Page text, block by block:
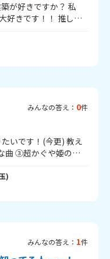
が好きですか？ 私
好きです！！ 推しな
らしいですし安定し
ろしくおみんなの答え： 0件
いです！(今更) 教え
③超かぐや姫の好
ったらダントツでロ
麗だし、伏線すごく
)
みんなの答え： 1件